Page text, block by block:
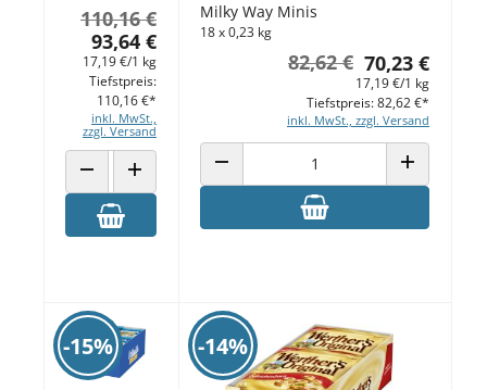
93,64 €
110,16 €
17,19 €/1 kg
inkl. MwSt.,
zzgl. Versand
Tiefstpreis:
110,16 €*
ANZAHL VERRINGERN
ANZAHL ERHÖHEN
Milky Way Minis
18 x 0,23 kg
70,23 €
82,62 €
17,19 €/1 kg
inkl. MwSt., zzgl. Versand
Tiefstpreis: 82,62 €*
ANZAHL VERRINGERN ANZAHL
-15% -14%